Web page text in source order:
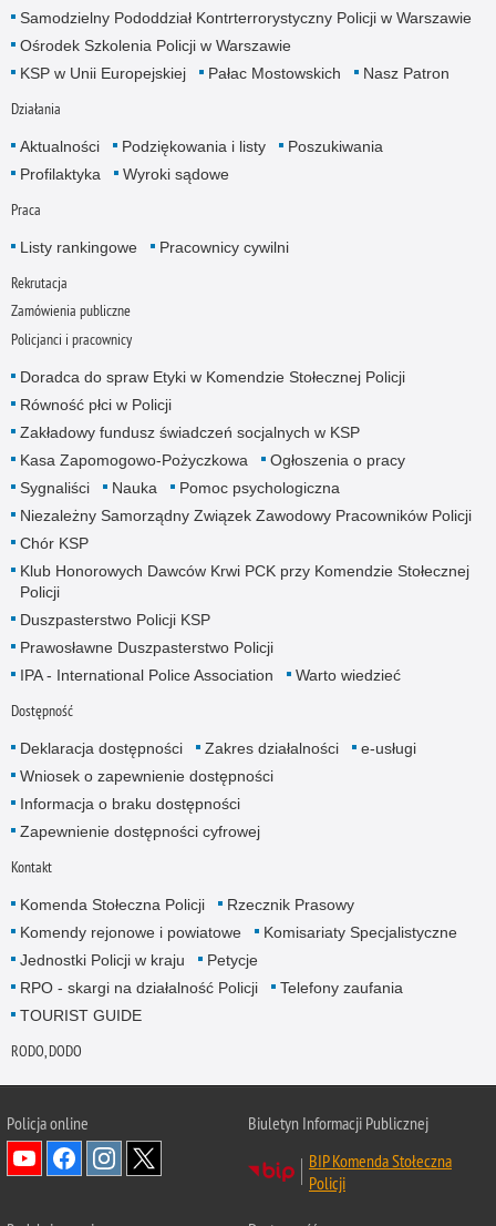
Samodzielny Pododdział Kontrterrorystyczny Policji w Warszawie
Ośrodek Szkolenia Policji w Warszawie
KSP w Unii Europejskiej
Pałac Mostowskich Nasz Patron
Działania
Aktualności Podziękowania i listy
Poszukiwania
Profilaktyka
Wyroki sądowe
Praca
Listy rankingowe Pracownicy cywilni
Rekrutacja
Zamówienia publiczne
Policjanci i pracownicy
Doradca do spraw Etyki w Komendzie Stołecznej Policji
Równość płci w Policji
Zakładowy fundusz świadczeń socjalnych w KSP
Kasa Zapomogowo-Pożyczkowa
Ogłoszenia o pracy
Sygnaliści
Nauka
Pomoc psychologiczna
Niezależny Samorządny Związek Zawodowy Pracowników Policji
Chór KSP
Klub Honorowych Dawców Krwi PCK przy Komendzie Stołecznej
Policji
Duszpasterstwo Policji KSP
Prawosławne Duszpasterstwo Policji
IPA - International Police Association
Warto wiedzieć
Dostępność
Deklaracja dostępności Zakres działalności
e-usługi
Wniosek o zapewnienie dostępności
Informacja o braku dostępności
Zapewnienie dostępności cyfrowej
Kontakt
Komenda Stołeczna Policji
Rzecznik Prasowy
Komendy rejonowe i powiatowe
Komisariaty Specjalistyczne
Jednostki Policji w kraju
Petycje
RPO - skargi na działalność Policji
Telefony zaufania
TOURIST GUIDE
RODO, DODO
Policja online
Biuletyn Informacji Publicznej
BIP Komenda Stołeczna
Policji